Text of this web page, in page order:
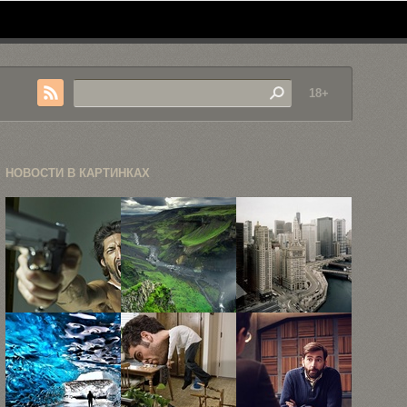
18+
НОВОСТИ В КАРТИНКАХ
Знаменитости
глазами Рика
Геста
«Пробуждение
Севера», или
невообразимые
пейзажи ...
Прекрасные
городские
пейзажи
Алекса
Фрадкина